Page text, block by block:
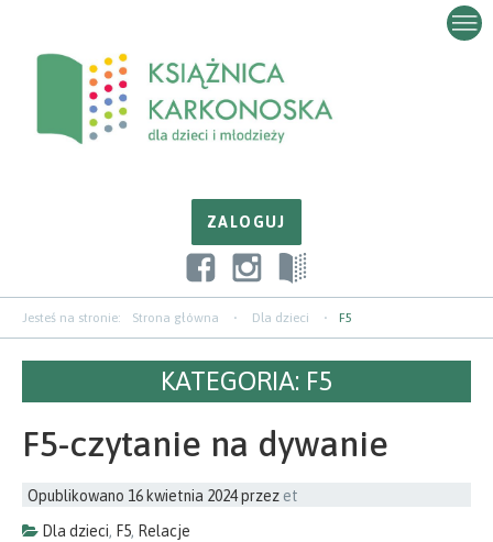
zawartości
nawigacji
paska
Jesteś na stronie: Strona główna Dla dzieci F5
KATEGORIA: F5
F5-czytanie na dywanie
Opublikowano 16 kwietnia 2024przez et
Dla dzieci, F5, Relacje